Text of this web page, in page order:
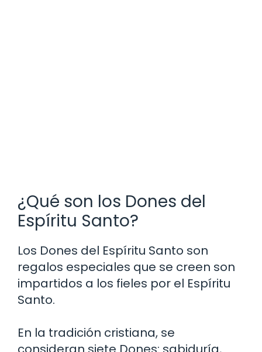
¿Qué son los Dones del
Espíritu Santo?
Los Dones del Espíritu Santo son
regalos especiales que se creen son
impartidos a los fieles por el Espíritu
Santo.
En la tradición cristiana, se